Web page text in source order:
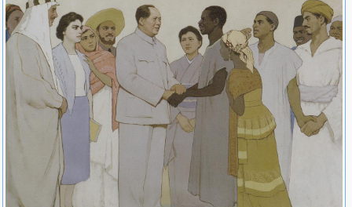
审委员。
成就
1986年秋赴法国巴黎考察，11月在巴黎法中友协画店举办个人
作品展。1987年被聘为中国美术家协会版画艺术委员会委员，同年
应法中友好协会邀请赴法国巴黎访问并举办个展。1992年应日栖中
川美术馆之邀赴日本举办个展，并由该美术馆出版《伍必端画集》。
1994年应邀赴美国在美国夏威夷荣贵画廊举办个展，同年由安徽美
术出版社出版《伍必端作品选》。1996年获中国版画家协会颁发“鲁
迅版画奖”。